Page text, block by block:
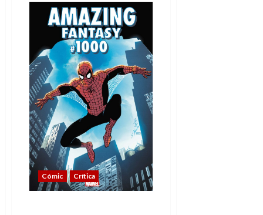
Rabiye
Kurnaz
contra
George
W.
Bush:
una
trágica
fábula
basada
en
hechos
reales
Cómic Crítica